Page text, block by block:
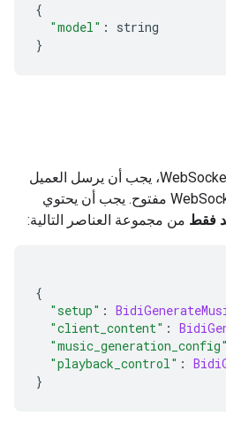
{
"model" :
string
}
لتبادل الرسائل عبر اتصال WebSocket، يجب أن يرسل العميل
عنصر JSON عبر اتصال WebSocket مفتوح. يجب أن يحتوي
فقط من مجموعة العناصر التالية:
{
"setup" :
"client_content" :
"music_generation_config"
"playback_control" :
}